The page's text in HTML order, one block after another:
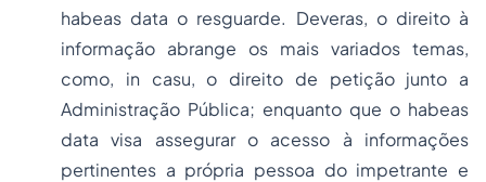
habeas data o resguarde. Deveras, o direito à
informação abrange os mais variados temas,
como, in casu, o direito de petição junto a
Administração Pública; enquanto que o habeas
data visa assegurar o acesso à informações
pertinentes a própria pessoa do impetrante e